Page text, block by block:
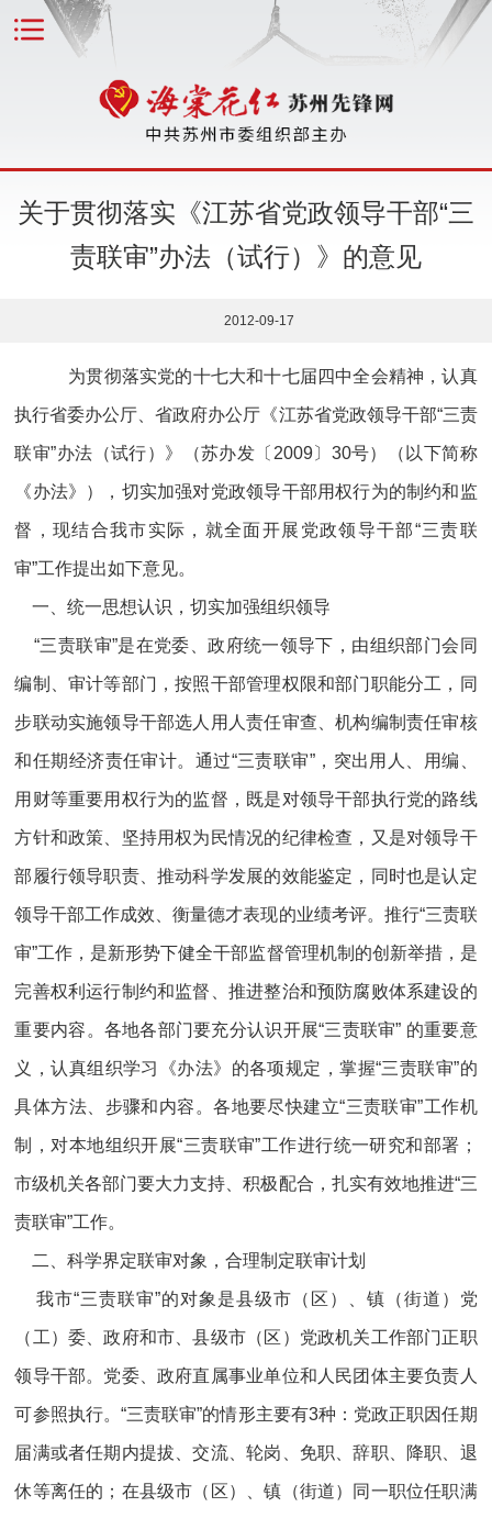
关于贯彻落实《江苏省党政领导干部“三
责联审”办法（试行）》的意见
2012-09-17
为贯彻落实党的十七大和十七届四中全会精神，认真
执行省委办公厅、省政府办公厅《江苏省党政领导干部“三责
联审”办法（试行）》（苏办发〔2009〕30号）（以下简称
《办法》），切实加强对党政领导干部用权行为的制约和监
督，现结合我市实际，就全面开展党政领导干部“三责联
审”工作提出如下意见。
一、统一思想认识，切实加强组织领导
“三责联审”是在党委、政府统一领导下，由组织部门会同
编制、审计等部门，按照干部管理权限和部门职能分工，同
步联动实施领导干部选人用人责任审查、机构编制责任审核
和任期经济责任审计。通过“三责联审”，突出用人、用编、
用财等重要用权行为的监督，既是对领导干部执行党的路线
方针和政策、坚持用权为民情况的纪律检查，又是对领导干
部履行领导职责、推动科学发展的效能鉴定，同时也是认定
领导干部工作成效、衡量德才表现的业绩考评。推行“三责联
审”工作，是新形势下健全干部监督管理机制的创新举措，是
完善权利运行制约和监督、推进整治和预防腐败体系建设的
重要内容。各地各部门要充分认识开展“三责联审” 的重要意
义，认真组织学习《办法》的各项规定，掌握“三责联审”的
具体方法、步骤和内容。各地要尽快建立“三责联审”工作机
制，对本地组织开展“三责联审”工作进行统一研究和部署；
市级机关各部门要大力支持、积极配合，扎实有效地推进“三
责联审”工作。
二、科学界定联审对象，合理制定联审计划
我市“三责联审”的对象是县级市（区）、镇（街道）党
（工）委、政府和市、县级市（区）党政机关工作部门正职
领导干部。党委、政府直属事业单位和人民团体主要负责人
可参照执行。“三责联审”的情形主要有3种：党政正职因任期
届满或者任期内提拔、交流、轮岗、免职、辞职、降职、退
休等离任的；在县级市（区）、镇（街道）同一职位任职满